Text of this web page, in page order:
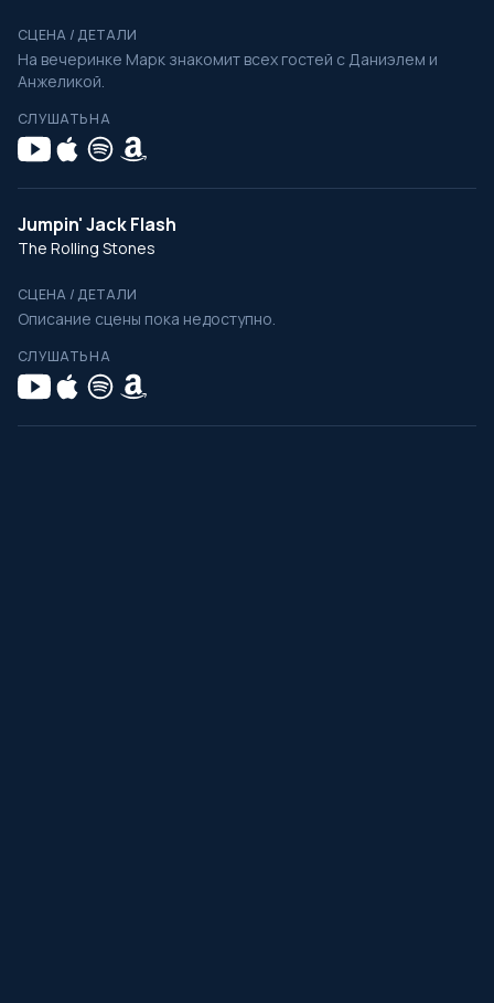
СЦЕНА / ДЕТАЛИ
На вечеринке Марк знакомит всех гостей с Даниэлем и
Анжеликой.
СЛУШАТЬ НА
Jumpin' Jack Flash
The Rolling Stones
СЦЕНА / ДЕТАЛИ
Описание сцены пока недоступно.
СЛУШАТЬ НА